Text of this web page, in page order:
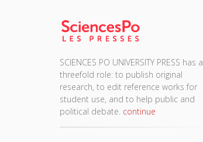
SCIENCES PO UNIVERSITY PRESS has a
threefold role: to publish original
research, to edit reference works for
student use, and to help public and
political debate. continue